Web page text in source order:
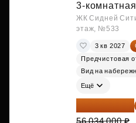
3-
ЖК Сидней
этаж, №533
3 кв 2027
Предчистовая
Вид на
Ещё
43 706 520 ₽
56 034 000 ₽